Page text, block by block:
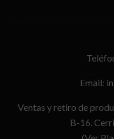
Email:
Ventas y retiro de
B-16.